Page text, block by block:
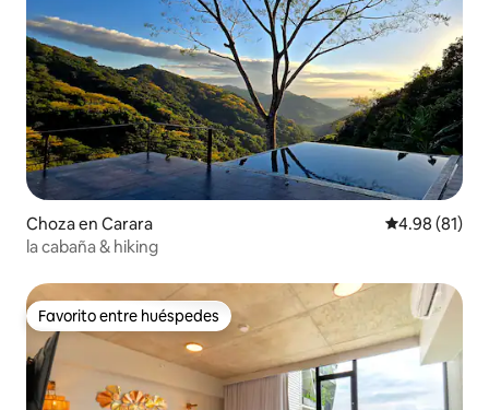
Choza en Carara Calificación
4.98 (81)
la cabaña & hiking
Favorito entre huéspedes
Favorito entre huéspedes